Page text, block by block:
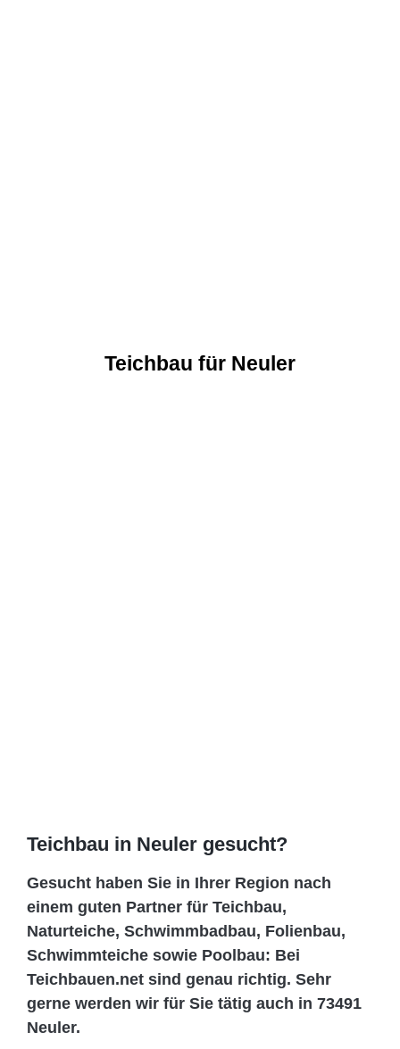
Teichbau für Neuler
Teichbau in Neuler gesucht?
Gesucht haben Sie in Ihrer Region nach
einem guten Partner für Teichbau,
Naturteiche, Schwimmbadbau, Folienbau,
Schwimmteiche sowie Poolbau: Bei
Teichbauen.net sind genau richtig. Sehr
gerne werden wir für Sie tätig auch in 73491
Neuler.